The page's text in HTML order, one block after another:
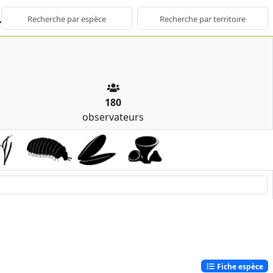
180
observateurs
Fiche espèce